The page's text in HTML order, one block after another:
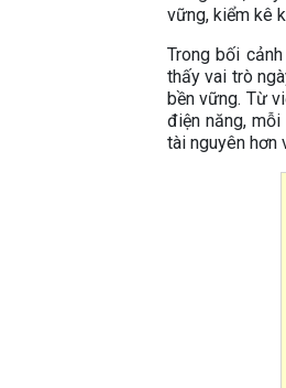
vững, kiểm kê
Trong bối
thấy vai trò
bền vững. Từ
điện năng,
tài nguyên hơn